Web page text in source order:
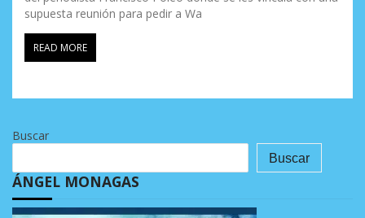
supuesta reunión para pedir a Wa
READ MORE
Buscar
Buscar
ÁNGEL MONAGAS